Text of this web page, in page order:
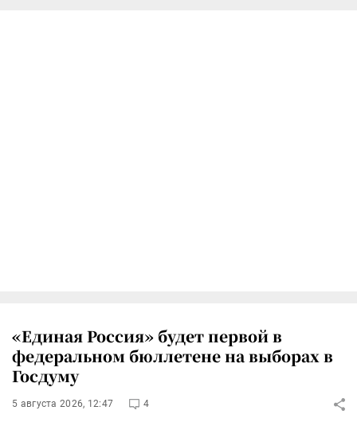
«Единая Россия» будет первой в
федеральном бюллетене на выборах в
Госдуму
5 августа 2026, 12:47 4